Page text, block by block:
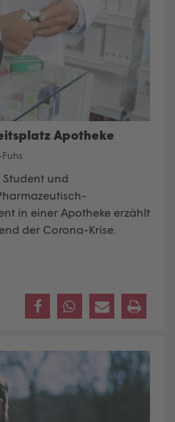
Apotheke
Student und
in einer Apotheke erzählt
der Corona-Krise.